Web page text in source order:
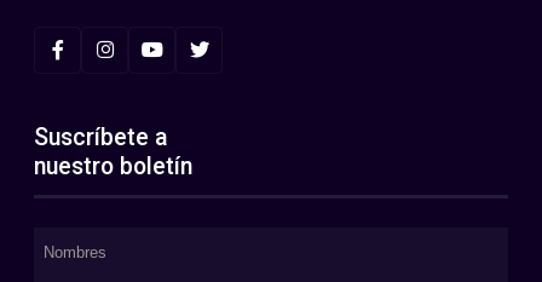
Suscríbete a
nuestro boletín